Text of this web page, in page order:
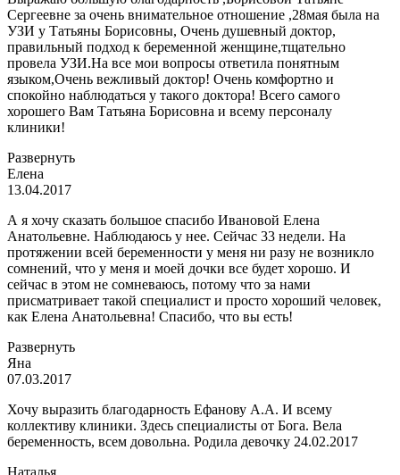
Сергеевне за очень внимательное отношение ,28мая была на
УЗИ у Татьяны Борисовны, Очень душевный доктор,
правильный подход к беременной женщине,тщательно
провела УЗИ.На все мои вопросы ответила понятным
языком,Очень вежливый доктор! Очень комфортно и
спокойно наблюдаться у такого доктора! Всего самого
хорошего Вам Татьяна Борисовна и всему персоналу
клиники!
Развернуть
Елена
13.04.2017
А я хочу сказать большое спасибо Ивановой Елена
Анатольевне. Наблюдаюсь у нее. Сейчас 33 недели. На
протяжении всей беременности у меня ни разу не возникло
сомнений, что у меня и моей дочки все будет хорошо. И
сейчас в этом не сомневаюсь, потому что за нами
присматривает такой специалист и просто хороший человек,
как Елена Анатольевна! Спасибо, что вы есть!
Развернуть
Яна
07.03.2017
Хочу выразить благодарность Ефанову А.А. И всему
коллективу клиники. Здесь специалисты от Бога. Вела
беременность, всем довольна. Родила девочку 24.02.2017
Наталья